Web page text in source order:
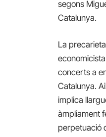
segons
Catalunya.
La
concerts a
Catalunya.
implica
àmpliament
perpetuació